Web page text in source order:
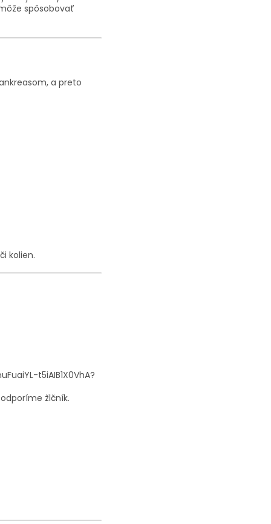
spôsobovať
a preto
kolien.
žlčník.